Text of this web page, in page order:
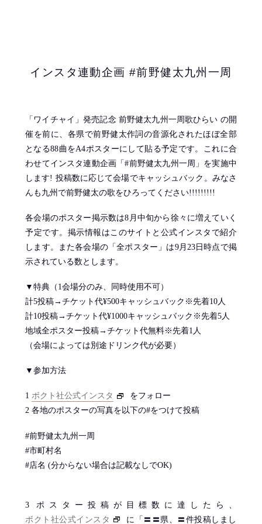
インスタ連動企画 #前野健太九州一周
「ワイチャイ」発売記念 前野健太九州一周歌ひらい の開
催を前に、各県で前野健太作詞の音源化されたほぼ全部
となる88曲をA4ポスターにして貼る予定です。これに合
わせてインスタ連動企画「#前野健太九州一周」を実施中
します! 投稿数に応じて会場でキャッシュバック。みなさ
んも九州で前野健太の歌をひろってください!!!!!!!!!
各会場のポスター掲示数は8月中旬から徐々に増えていく
予定です。掲示情報はこのサイトと公式インスタで紹介
します。また各会場の「全ポスター」は9月23日時点で掲
示されている数とします。
▼特典（1会場分のみ、同時使用不可）
計5投稿→チケット代¥500キャッシュバック※先着10人
計10投稿→チケット代¥1000キャッシュバック※先着5人
地域全ポスター投稿→チケット代無料※先着1人
（会場によっては別途ドリンク代が必要）
▼参加方法
1ボクト社公式インスタ
をフォロー
2 各地のポスターの写真を以下の#をつけて投稿
#前野健太九州一周
#市町村名
#店名 (分からない場合は記載なしでOK)
3 ポスター投稿が目標数に達したら、
ボクト社公式インスタ
に「〓〓県、〓件投稿しまし